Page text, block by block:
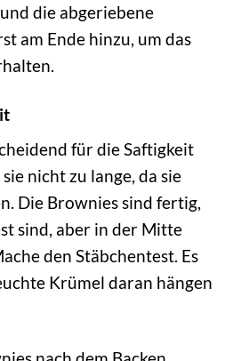
die abgeriebene
am Ende hinzu, um das
für die Saftigkeit
nicht zu lange, da sie
Die Brownies sind fertig,
sind, aber in der Mitte
den Stäbchentest. Es
Krümel daran hängen